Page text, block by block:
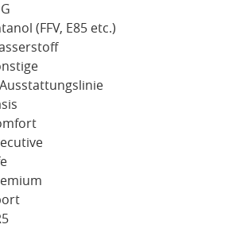
(FFV, E85 etc.)